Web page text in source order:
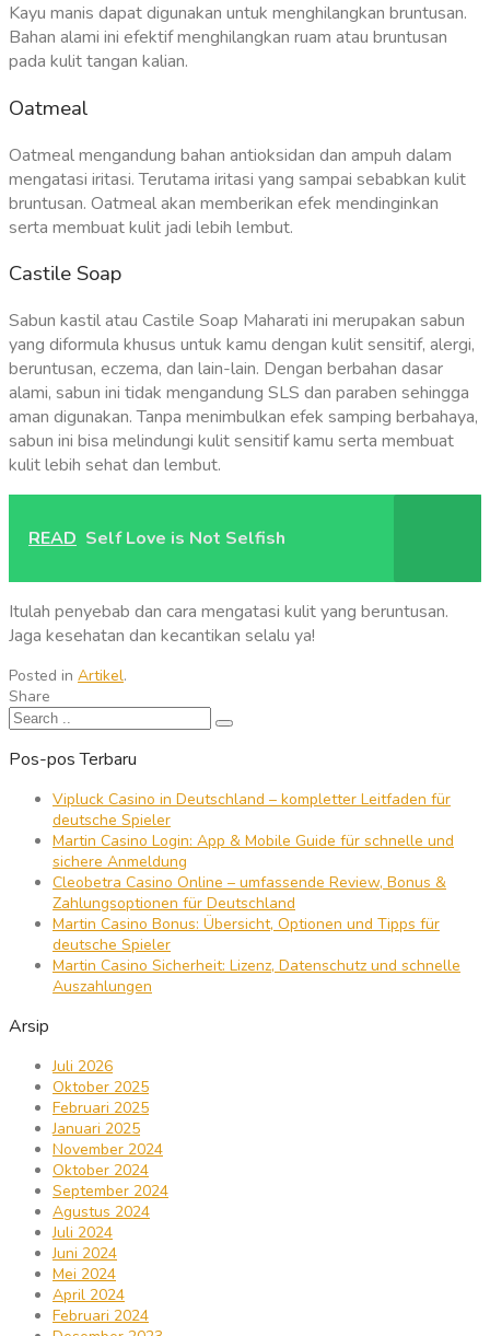
Kayu manis dapat digunakan untuk menghilangkan bruntusan.
Bahan alami ini efektif menghilangkan ruam atau bruntusan
pada kulit tangan kalian.
Oatmeal
Oatmeal mengandung bahan antioksidan dan ampuh dalam
mengatasi iritasi. Terutama iritasi yang sampai sebabkan kulit
bruntusan. Oatmeal akan memberikan efek mendinginkan
serta membuat kulit jadi lebih lembut.
Castile Soap
Sabun kastil atau Castile Soap Maharati ini merupakan sabun
yang diformula khusus untuk kamu dengan kulit sensitif, alergi,
beruntusan, eczema, dan lain-lain. Dengan berbahan dasar
alami, sabun ini tidak mengandung SLS dan paraben sehingga
aman digunakan. Tanpa menimbulkan efek samping berbahaya,
sabun ini bisa melindungi kulit sensitif kamu serta membuat
kulit lebih sehat dan lembut.
READ Self Love is Not Selfish
Itulah penyebab dan cara mengatasi kulit yang beruntusan.
Jaga kesehatan dan kecantikan selalu ya!
Posted in Artikel.
Share
Pos-pos Terbaru
Vipluck Casino in Deutschland – kompletter Leitfaden für
deutsche Spieler
Martin Casino Login: App & Mobile Guide für schnelle und
sichere Anmeldung
Cleobetra Casino Online – umfassende Review, Bonus &
Zahlungsoptionen für Deutschland
Martin Casino Bonus: Übersicht, Optionen und Tipps für
deutsche Spieler
Martin Casino Sicherheit: Lizenz, Datenschutz und schnelle
Auszahlungen
Arsip
Juli 2026
Oktober 2025
Februari 2025
Januari 2025
November 2024
Oktober 2024
September 2024
Agustus 2024
Juli 2024
Juni 2024
Mei 2024
April 2024
Februari 2024